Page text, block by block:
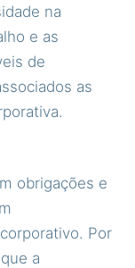
na
e as
de
as
obrigações e
Por
a